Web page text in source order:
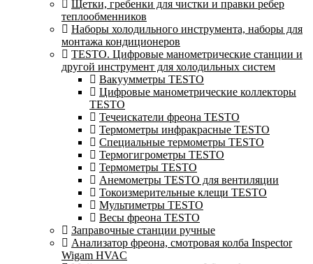
Щетки, гребенки для чистки и правки ребер
теплообменников
Наборы холодильного инструмента, наборы для
монтажа кондиционеров
TESTO. Цифровые манометрические станции и
другой инструмент для холодильных систем
Вакуумметры TESTO
Цифровые манометрические коллекторы
TESTO
Течеискатели фреона TESTO
Термометры инфракрасные TESTO
Специальные термометры TESTO
Термогигрометры TESTO
Термометры TESTO
Анемометры TESTO для вентиляции
Токоизмерительные клещи TESTO
Мультиметры TESTO
Весы фреона TESTO
Заправочные станции ручные
Анализатор фреона, смотровая колба Inspector
Wigam HVAC